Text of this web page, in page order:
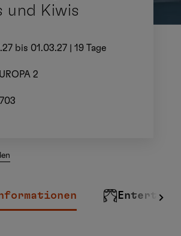
und Kiwis
bis 01.03.27 19 Tage
2